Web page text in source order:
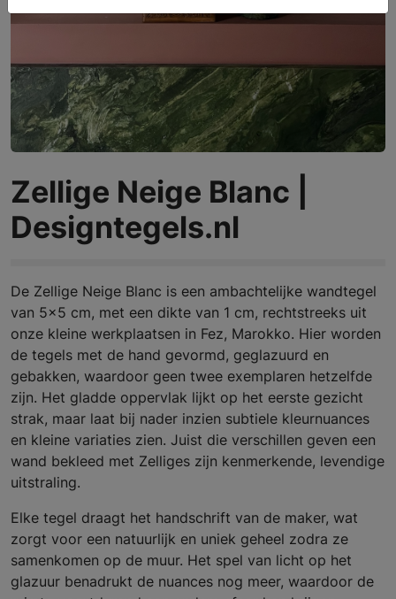
Zellige Neige Blanc |
Designtegels.nl
De Zellige Neige Blanc is een ambachtelijke wandtegel
van 5x5 cm, met een dikte van 1 cm, rechtstreeks uit
onze kleine werkplaatsen in Fez, Marokko. Hier worden
de tegels met de hand gevormd, geglazuurd en
gebakken, waardoor geen twee exemplaren hetzelfde
zijn. Het gladde oppervlak lijkt op het eerste gezicht
strak, maar laat bij nader inzien subtiele kleurnuances
en kleine variaties zien. Juist die verschillen geven een
wand bekleed met Zelliges zijn kenmerkende, levendige
uitstraling.
Elke tegel draagt het handschrift van de maker, wat
zorgt voor een natuurlijk en uniek geheel zodra ze
samenkomen op de muur. Het spel van licht op het
glazuur benadrukt de nuances nog meer, waardoor de